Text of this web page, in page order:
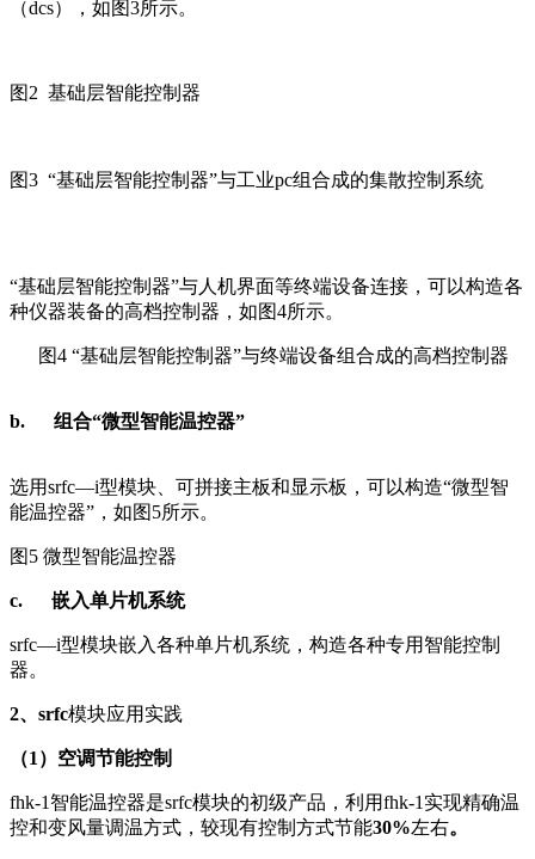
（dcs），如图3所示。
图2 基础层智能控制器
图3 “基础层智能控制器”与工业pc组合成的集散控制系统
“基础层智能控制器”与人机界面等终端设备连接，可以构造各
种仪器装备的高档控制器，如图4所示。
图4 “基础层智能控制器”与终端设备组合成的高档控制器
b. 组合“微型智能温控器”
选用srfc—i型模块、可拼接主板和显示板，可以构造“微型智
能温控器”，如图5所示。
图5 微型智能温控器
c. 嵌入单片机系统
srfc—i型模块嵌入各种单片机系统，构造各种专用智能控制
器。
2、srfc模块应用实践
（1 ）空调节能控制
fhk-1智能温控器是srfc模块的初级产品，利用fhk-1实现精确温
控和变风量调温方式，较现有控制方式节能30%左右。